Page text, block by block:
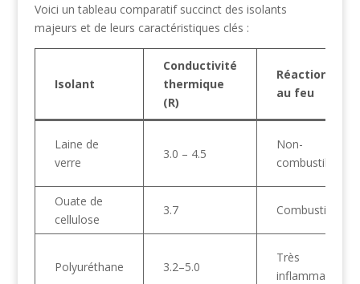
Voici un tableau comparatif succinct des isolants
majeurs et de leurs caractéristiques clés :
Isolant
Conductivité
thermique
(R)
Réaction
au feu
Laine de
verre
3.0 – 4.5
Non-
combustible
Ouate de
cellulose
3.7 Combustible
Polyuréthane 3.2–5.0
Très
inflammable